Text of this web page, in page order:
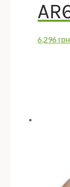
6,296